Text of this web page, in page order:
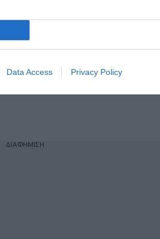
Data Access Privacy Policy
ΔΙΑΦΗΜΙΣΗ